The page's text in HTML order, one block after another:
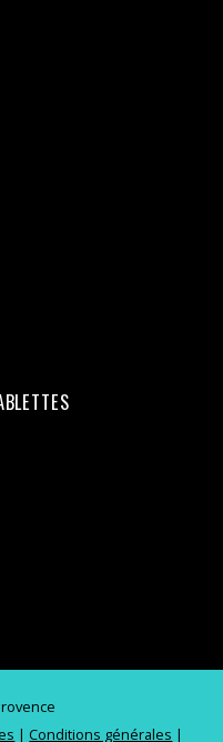
| Conditions générales |